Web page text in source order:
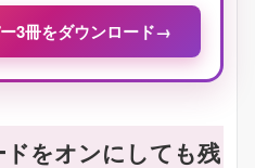
3冊をダウンロード→
をオンにしても残